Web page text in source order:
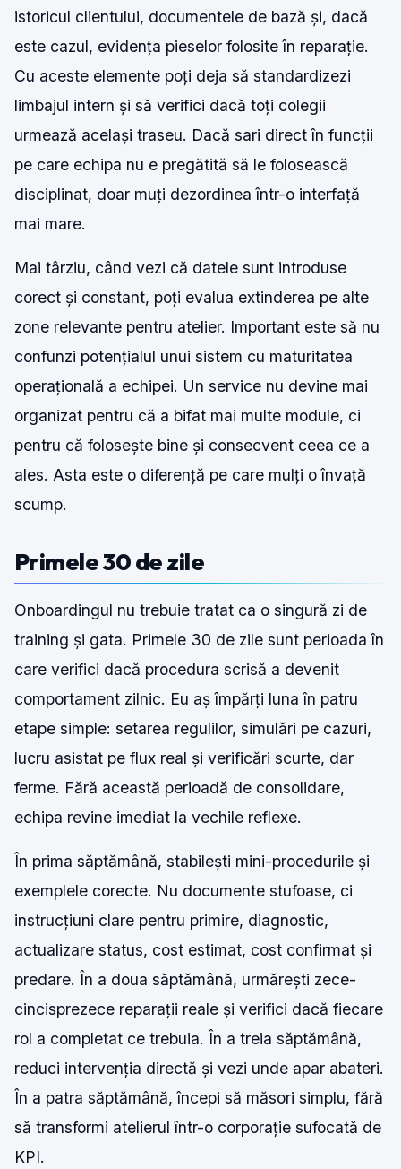
istoricul clientului, documentele de bază și, dacă
este cazul, evidența pieselor folosite în reparație.
Cu aceste elemente poți deja să standardizezi
limbajul intern și să verifici dacă toți colegii
urmează același traseu. Dacă sari direct în funcții
pe care echipa nu e pregătită să le folosească
disciplinat, doar muți dezordinea într-o interfață
mai mare.
Mai târziu, când vezi că datele sunt introduse
corect și constant, poți evalua extinderea pe alte
zone relevante pentru atelier. Important este să nu
confunzi potențialul unui sistem cu maturitatea
operațională a echipei. Un service nu devine mai
organizat pentru că a bifat mai multe module, ci
pentru că folosește bine și consecvent ceea ce a
ales. Asta este o diferență pe care mulți o învață
scump.
Primele 30 de zile
Onboardingul nu trebuie tratat ca o singură zi de
training și gata. Primele 30 de zile sunt perioada în
care verifici dacă procedura scrisă a devenit
comportament zilnic. Eu aș împărți luna în patru
etape simple: setarea regulilor, simulări pe cazuri,
lucru asistat pe flux real și verificări scurte, dar
ferme. Fără această perioadă de consolidare,
echipa revine imediat la vechile reflexe.
În prima săptămână, stabilești mini-procedurile și
exemplele corecte. Nu documente stufoase, ci
instrucțiuni clare pentru primire, diagnostic,
actualizare status, cost estimat, cost confirmat și
predare. În a doua săptămână, urmărești zece-
cincisprezece reparații reale și verifici dacă fiecare
rol a completat ce trebuia. În a treia săptămână,
reduci intervenția directă și vezi unde apar abateri.
În a patra săptămână, începi să măsori simplu, fără
să transformi atelierul într-o corporație sufocată de
KPI.